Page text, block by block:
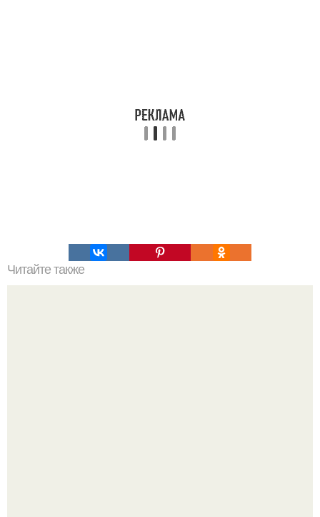
Читайте также